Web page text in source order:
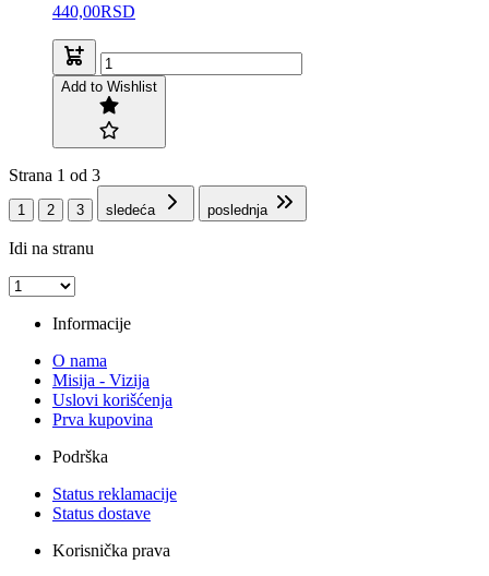
440,00RSD
Add to Wishlist
Strana 1 od 3
1 2 3 sledeća poslednja
Idi na stranu
Informacije
O nama
Misija - Vizija
Uslovi korišćenja
Prva kupovina
Podrška
Status reklamacije
Status dostave
Korisnička prava